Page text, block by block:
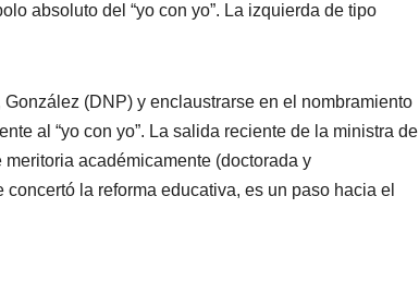
absoluto del “yo con yo”. La izquierda de tipo
(DNP) y enclaustrarse en el nombramiento
al “yo con yo”. La salida reciente de la ministra de
académicamente (doctorada y
la reforma educativa, es un paso hacia el